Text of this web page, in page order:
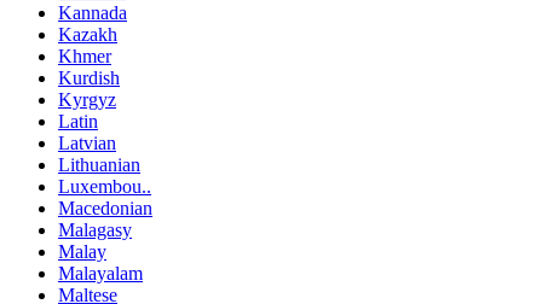
Kannada
Kazakh
Khmer
Kurdish
Kyrgyz
Latin
Latvian
Lithuanian
Luxembou..
Macedonian
Malagasy
Malay
Malayalam
Maltese